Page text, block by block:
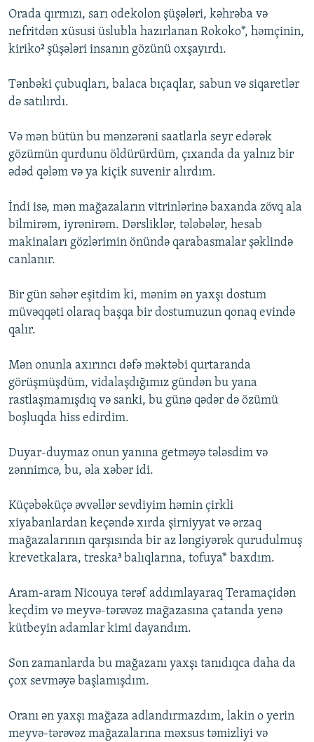
Orada qırmızı, sarı odekolon şüşələri, kəhrəba və
nefritdən xüsusi üslubla hazırlanan Rokoko*, həmçinin,
kiriko² şüşələri insanın gözünü oxşayırdı.
Tənbəki çubuqları, balaca bıçaqlar, sabun və siqaretlər
də satılırdı.
Və mən bütün bu mənzərəni saatlarla seyr edərək
gözümün qurdunu öldürürdüm, çıxanda da yalnız bir
ədəd qələm və ya kiçik suvenir alırdım.
İndi isə, mən mağazaların vitrinlərinə baxanda zövq ala
bilmirəm, iyrənirəm. Dərsliklər, tələbələr, hesab
makinaları gözlərimin önündə qarabasmalar şəklində
canlanır.
Bir gün səhər eşitdim ki, mənim ən yaxşı dostum
müvəqqəti olaraq başqa bir dostumuzun qonaq evində
qalır.
Mən onunla axırıncı dəfə məktəbi qurtaranda
görüşmüşdüm, vidalaşdığımız gündən bu yana
rastlaşmamışdıq və sanki, bu günə qədər də özümü
boşluqda hiss edirdim.
Duyar-duymaz onun yanına getməyə tələsdim və
zənnimcə, bu, əla xəbər idi.
Küçəbəküçə əvvəllər sevdiyim həmin çirkli
xiyabanlardan keçəndə xırda şirniyyat və ərzaq
mağazalarının qarşısında bir az ləngiyərək qurudulmuş
krevetkalara, treska³ balıqlarına, tofuya* baxdım.
Aram-aram Nicouya tərəf addımlayaraq Teramaçidən
keçdim və meyvə-tərəvəz mağazasına çatanda yenə
kütbeyin adamlar kimi dayandım.
Son zamanlarda bu mağazanı yaxşı tanıdıqca daha da
çox sevməyə başlamışdım.
Oranı ən yaxşı mağaza adlandırmazdım, lakin o yerin
meyvə-tərəvəz mağazalarına məxsus təmizliyi və